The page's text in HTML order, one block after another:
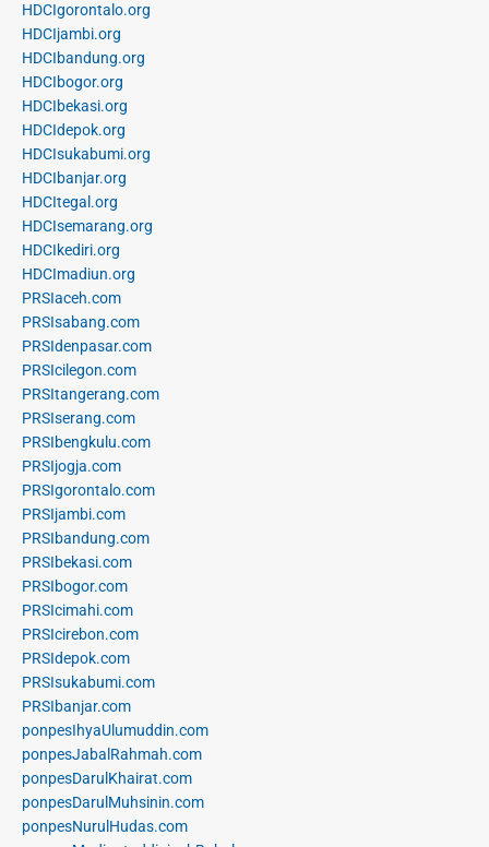
HDCIgorontalo.org
HDCIjambi.org
HDCIbandung.org
HDCIbogor.org
HDCIbekasi.org
HDCIdepok.org
HDCIsukabumi.org
HDCIbanjar.org
HDCItegal.org
HDCIsemarang.org
HDCIkediri.org
HDCImadiun.org
PRSIaceh.com
PRSIsabang.com
PRSIdenpasar.com
PRSIcilegon.com
PRSItangerang.com
PRSIserang.com
PRSIbengkulu.com
PRSIjogja.com
PRSIgorontalo.com
PRSIjambi.com
PRSIbandung.com
PRSIbekasi.com
PRSIbogor.com
PRSIcimahi.com
PRSIcirebon.com
PRSIdepok.com
PRSIsukabumi.com
PRSIbanjar.com
ponpesIhyaUlumuddin.com
ponpesJabalRahmah.com
ponpesDarulKhairat.com
ponpesDarulMuhsinin.com
ponpesNurulHudas.com